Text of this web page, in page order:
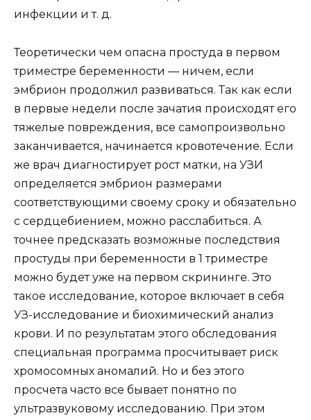
инфекции и т. д.
Теоретически чем опасна простуда в первом
триместре беременности — ничем, если
эмбрион продолжил развиваться. Так как если
в первые недели после зачатия происходят его
тяжелые повреждения, все самопроизвольно
заканчивается, начинается кровотечение. Если
же врач диагностирует рост матки, на УЗИ
определяется эмбрион размерами
соответствующими своему сроку и обязательно
с сердцебиением, можно расслабиться. А
точнее предсказать возможные последствия
простуды при беременности в 1 триместре
можно будет уже на первом скрининге. Это
такое исследование, которое включает в себя
УЗ-исследование и биохимический анализ
крови. И по результатам этого обследования
специальная программа просчитывает риск
хромосомных аномалий. Но и без этого
просчета часто все бывает понятно по
ультразвуковому исследованию. При этом